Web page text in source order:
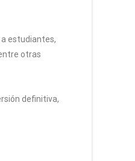
a estudiantes,
otras
definitiva,